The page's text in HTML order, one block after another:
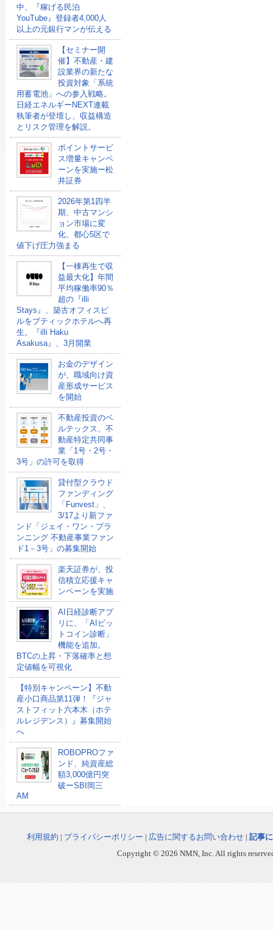
中、『稼げる民泊
YouTube』登録者4,000人
以上の元銀行マンが伝える
【セミナー開
催】不動産・建
設業界の新たな
投資対象「系統
用蓄電池」への参入戦略。
日経エネルギーNEXT連載
執筆者が登壇し、収益構造
とリスク管理を解説。
ポイントサービ
ス増量キャンペ
ーンを実施ー松
井証券
2026年第1四半
期、中古マンシ
ョン市場に変
化、都心5区で
値下げ圧力強まる
【一棟再生で収
益最大化】年間
平均稼働率90％
超の『illi
Stays』、築古オフィスビ
ルをブティックホテルへ再
生。『illi Haku
Asakusa』、3月開業
お金のデザイン
が、職域向け資
産形成サービス
を開始
不動産投資のベ
ルテックス、不
動産特定共同事
業「1号・2号・
3号」の許可を取得
貸付型クラウド
ファンディング
「Funvest」、
3/17より新ファ
ンド「ジェイ・ワン・プラ
ンニング 不動産事業ファン
ド1－3号」の募集開始
楽天証券が、投
信積立応援キャ
ンペーンを実施
AI日経診断アプ
リに、「AIビッ
トコイン診断」
機能を追加。
BTCの上昇・下落確率と想
定値幅を可視化
【特別キャンペーン】不動
産小口商品第11弾！『ジャ
ストフィット六本木（ホテ
ルレジデンス）』募集開始
へ
ROBOPROファ
ンド、純資産総
額3,000億円突
破ーSBI岡三
AM
利用規約 | プライバシーポリシー | 広告に関するお問い合わせ | 記事
Copyright © 2026 NMN, Inc. All rights